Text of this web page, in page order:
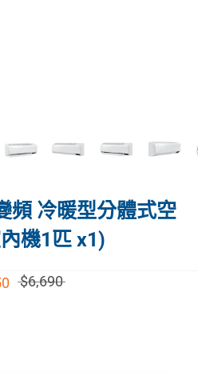
頻 冷暖型分體式空
機1匹 x1)
$6,690